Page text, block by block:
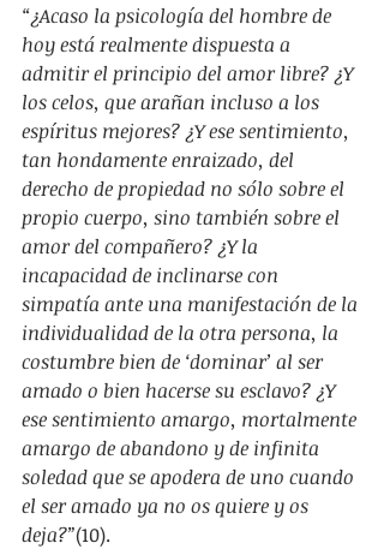
“¿Acaso la psicología del hombre de
hoy está realmente dispuesta a
admitir el principio del amor libre? ¿Y
los celos, que arañan incluso a los
espíritus mejores? ¿Y ese sentimiento,
tan hondamente enraizado, del
derecho de propiedad no sólo sobre el
propio cuerpo, sino también sobre el
amor del compañero? ¿Y la
incapacidad de inclinarse con
simpatía ante una manifestación de la
individualidad de la otra persona, la
costumbre bien de ‘dominar’ al ser
amado o bien hacerse su esclavo? ¿Y
ese sentimiento amargo, mortalmente
amargo de abandono y de infinita
soledad que se apodera de uno cuando
el ser amado ya no os quiere y os
deja?”(10).